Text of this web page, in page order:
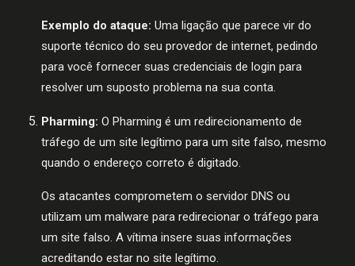
Exemplo do ataque: Uma ligação que parece vir do
suporte técnico do seu provedor de internet, pedindo
para você fornecer suas credenciais de login para
resolver um suposto problema na sua conta.
Pharming: O Pharming é um redirecionamento de
tráfego de um site legítimo para um site falso, mesmo
quando o endereço correto é digitado.
Os atacantes comprometem o servidor DNS ou
utilizam um malware para redirecionar o tráfego para
um site falso. A vítima insere suas informações
acreditando estar no site legítimo.